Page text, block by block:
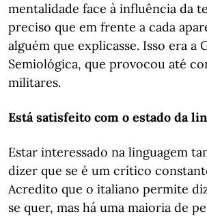
mentalidade face à influência da
preciso que em frente a cada
alguém que explicasse. Isso era a
Semiológica, que provocou até
militares.
Está satisfeito com o estado da
Estar interessado na linguagem
dizer que se é um crítico
Acredito que o italiano permite
se quer, mas há uma maioria de